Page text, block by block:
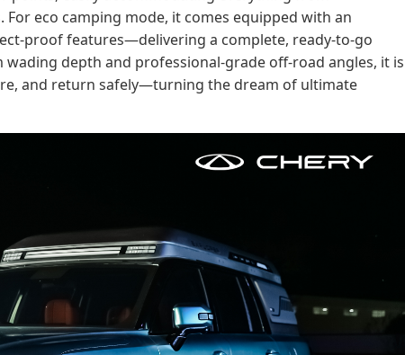
eco camping mode, it comes equipped with an
proof features—delivering a complete, ready-to-go
depth and professional-grade off-road angles, it is
and return safely—turning the dream of ultimate